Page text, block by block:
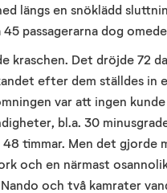
längs en snöklädd
passagerarna dog
kraschen. Det dröjde 72
efter dem ställdes in
var att ingen
bl.a. 30
timmar. Men det gjorde
och en närmast
och två kamrater